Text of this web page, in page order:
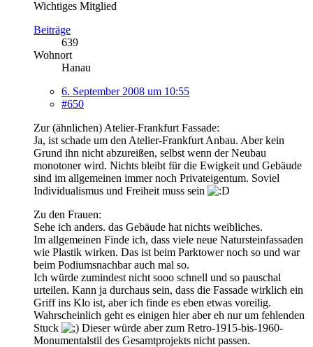
Wichtiges Mitglied
Beiträge
639
Wohnort
Hanau
6. September 2008 um 10:55
#650
Zur (ähnlichen) Atelier-Frankfurt Fassade:
Ja, ist schade um den Atelier-Frankfurt Anbau. Aber kein
Grund ihn nicht abzureißen, selbst wenn der Neubau
monotoner wird. Nichts bleibt für die Ewigkeit und Gebäude
sind im allgemeinen immer noch Privateigentum. Soviel
Individualismus und Freiheit muss sein
Zu den Frauen:
Sehe ich anders. das Gebäude hat nichts weibliches.
Im allgemeinen Finde ich, dass viele neue Natursteinfassaden
wie Plastik wirken. Das ist beim Parktower noch so und war
beim Podiumsnachbar auch mal so.
Ich würde zumindest nicht sooo schnell und so pauschal
urteilen. Kann ja durchaus sein, dass die Fassade wirklich ein
Griff ins Klo ist, aber ich finde es eben etwas voreilig.
Wahrscheinlich geht es einigen hier aber eh nur um fehlenden
Stuck
Dieser würde aber zum Retro-1915-bis-1960-
Monumentalstil des Gesamtprojekts nicht passen.